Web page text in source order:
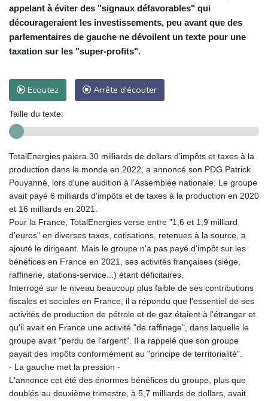
appelant à éviter des "signaux défavorables" qui
décourageraient les investissements, peu avant que des
parlementaires de gauche ne dévoilent un texte pour une
taxation sur les "super-profits".
Ecoutez Arrête d'écouter
Taille du texte:
TotalEnergies paiera 30 milliards de dollars d’impôts et taxes à la
production dans le monde en 2022, a annoncé son PDG Patrick
Pouyanné, lors d'une audition à l'Assemblée nationale. Le groupe
avait payé 6 milliards d'impôts et de taxes à la production en 2020
et 16 milliards en 2021.
Pour la France, TotalEnergies verse entre "1,6 et 1,9 milliard
d’euros" en diverses taxes, cotisations, retenues à la source, a
ajouté le dirigeant. Mais le groupe n'a pas payé d'impôt sur les
bénéfices en France en 2021, ses activités françaises (siège,
raffinerie, stations-service...) étant déficitaires.
Interrogé sur le niveau beaucoup plus faible de ses contributions
fiscales et sociales en France, il a répondu que l'essentiel de ses
activités de production de pétrole et de gaz étaient à l'étranger et
qu'il avait en France une activité "de raffinage", dans laquelle le
groupe avait "perdu de l'argent". Il a rappelé que son groupe
payait des impôts conformément au "principe de territorialité".
- La gauche met la pression -
L'annonce cet été des énormes bénéfices du groupe, plus que
doublés au deuxième trimestre, à 5,7 milliards de dollars, avait